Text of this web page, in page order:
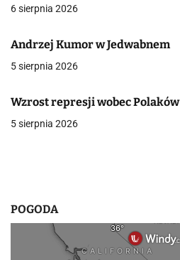
w
i
6 sierpnia 2026
Andrzej Kumor w Jedwabnem
5 sierpnia 2026
Wzrost represji wobec Polaków
5 sierpnia 2026
POGODA